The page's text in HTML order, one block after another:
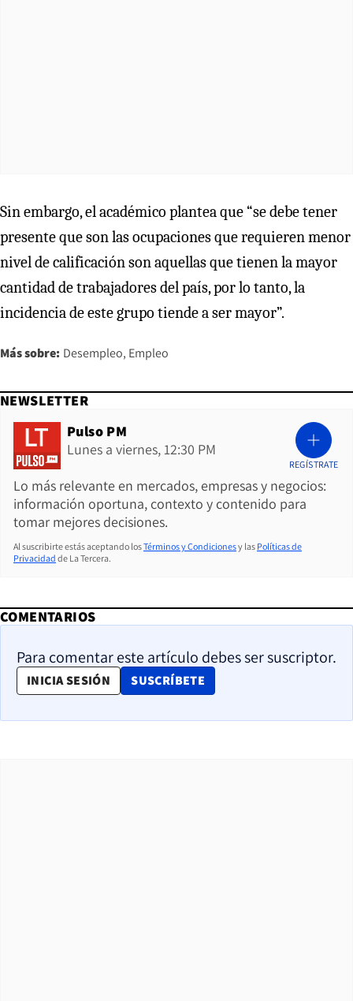
Sin embargo, el académico plantea que “se debe tener
presente que son las ocupaciones que requieren menor
nivel de calificación son aquellas que tienen la mayor
cantidad de trabajadores del país, por lo tanto, la
incidencia de este grupo tiende a ser mayor”.
Más sobre: Desempleo Empleo
NEWSLETTER
Pulso PM
Lunes a viernes, 12:30 PM
Lo más relevante en mercados, empresas y negocios:
información oportuna, contexto y contenido para
tomar mejores decisiones.
REGÍSTRATE
Al suscribirte estás aceptando losTérminos y Condicionesy las Políticas de
Privacidad de La Tercera.
COMENTARIOS
Para comentar este artículo debes ser suscriptor.
INICIA SESIÓN SUSCRÍBETE
OPENS IN NEW WINDOW